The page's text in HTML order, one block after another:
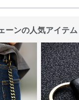
ーンの人気アイテム